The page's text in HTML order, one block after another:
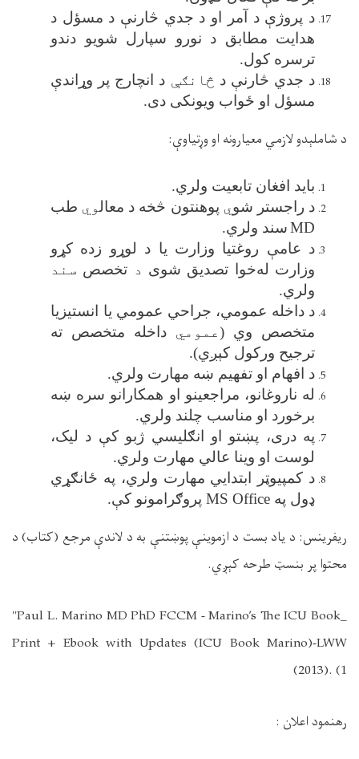
د پروژې د آمر او د جدي څارنې د مسؤل د
هدایت مطابق د نورو سپارل شویو دندو
ترسره کول.
د جدي څارنې د څانګې د انچارج پر وړاندې
مسؤل او ځواب ویونکی دی.
د شاملېدو لازمي معیارونه او وړتیاوې:
باید افغان تابعیت ولري.
د راجستر شوي پوهنتون څخه د معالوي طب
MDسند ولري.
د عامې روغتیا وزارت یا د لوړو زده کړو
وزارت له‌خوا تصدیق شوی د تخصص سند
ولري.
د داخله عمومي، جراحي عمومي یا انستیزیا
متخصص وي (عمومي داخله متخصص ته
ترجیح ورکول کېږي).
د افهام او تفهیم ښه مهارت ولري.
له ناروغانو، مراجعینو او همکارانو سره ښه
برخورد او مناسب چلند ولري.
په دری، پښتو او انګلیسي ژبو کې د لیک،
لوست او وینا عالي مهارت ولري.
د کمپیوټر ابتدایي مهارت ولري، په ځانګړي
ډول په MS Office پروګرامونو کې.
ریفرینس: د یاد بست د ازموینې پوښتنې به د لاندې مرجع (کتاب) د
محتوا پر بنسټ طرحه کېږي.
"Paul L. Marino MD PhD FCCM - Marino’s The ICU Book_
Print + Ebook with Updates (ICU Book Marino)-LWW
(2013). (1
رهنمود اعلان :